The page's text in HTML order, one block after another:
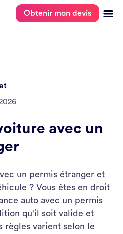
Obtenir mon devis
avec un
un permis étranger et
? Vous êtes en droit
auto avec un permis
qu'il soit valide et
règles varient selon le